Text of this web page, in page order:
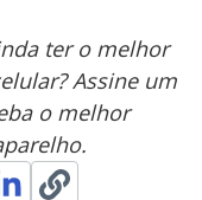
ter o melhor
Assine um
o melhor